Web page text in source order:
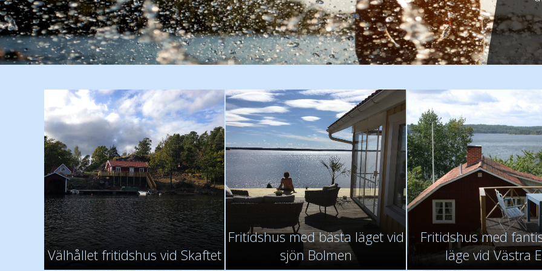
-
Välhållet fritidshus vid Skaftet
Fritidshus med bästa läget vid
sjön Bolmen
Fritidshus med
läge vid Västra